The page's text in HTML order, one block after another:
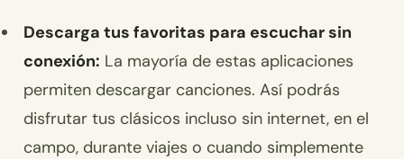
Descarga tus favoritas para escuchar sin
conexión: La mayoría de estas aplicaciones
permiten descargar canciones. Así podrás
disfrutar tus clásicos incluso sin internet, en el
campo, durante viajes o cuando simplemente